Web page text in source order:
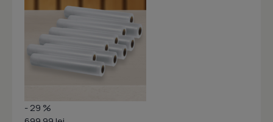
- 29 %